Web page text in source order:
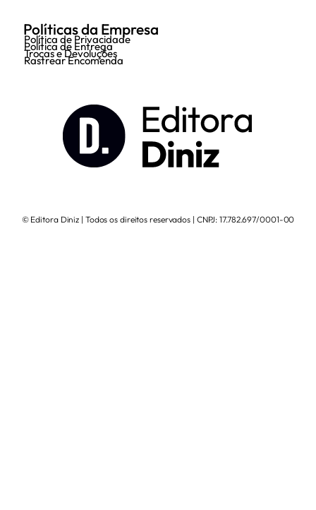
Políticas da Empresa
Política de Privacidade
Política de Entrega
Trocas e Devoluções
Rastrear Encomenda
© Editora Diniz | Todos os direitos reservados | CNPJ: 17.782.697/0001-00